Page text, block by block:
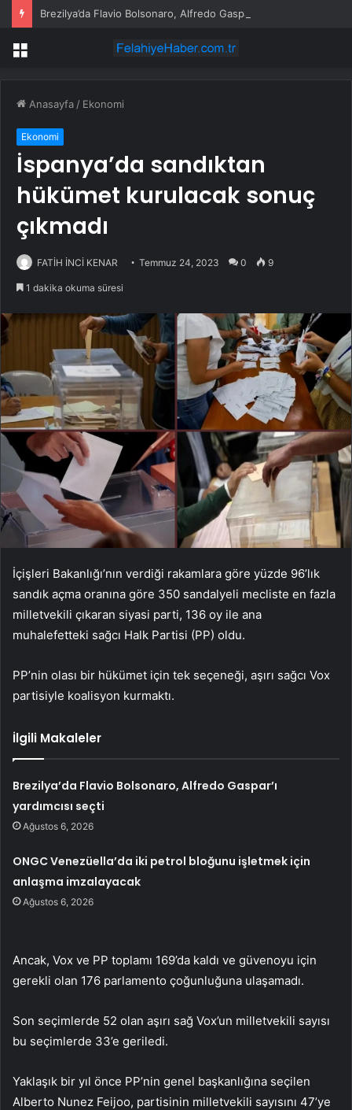
Menü
Anasayfa / Ekonomi
Ekonomi
İspanya’da sandıktan
hükümet kurulacak sonuç
çıkmadı
FATİH İNCİ KENAR Temmuz 24, 2023 0 9
1 dakika okuma süresi
İçişleri Bakanlığı’nın verdiği rakamlara göre yüzde 96’lık
sandık açma oranına göre 350 sandalyeli mecliste en fazla
milletvekili çıkaran siyasi parti, 136 oy ile ana
muhalefetteki sağcı Halk Partisi (PP) oldu.
PP’nin olası bir hükümet için tek seçeneği, aşırı sağcı Vox
partisiyle koalisyon kurmaktı.
İlgili Makaleler
Brezilya’da Flavio Bolsonaro, Alfredo Gaspar’ı
yardımcısı seçti
Ağustos 6, 2026
ONGC Venezüella’da iki petrol bloğunu işletmek için
anlaşma imzalayacak
Ağustos 6, 2026
Ancak, Vox ve PP toplamı 169’da kaldı ve güvenoyu için
gerekli olan 176 parlamento çoğunluğuna ulaşamadı.
Son seçimlerde 52 olan aşırı sağ Vox’un milletvekili sayısı
bu seçimlerde 33’e geriledi.
Yaklaşık bir yıl önce PP’nin genel başkanlığına seçilen
Alberto Nunez Feijoo, partisinin milletvekili sayısını 47’ye